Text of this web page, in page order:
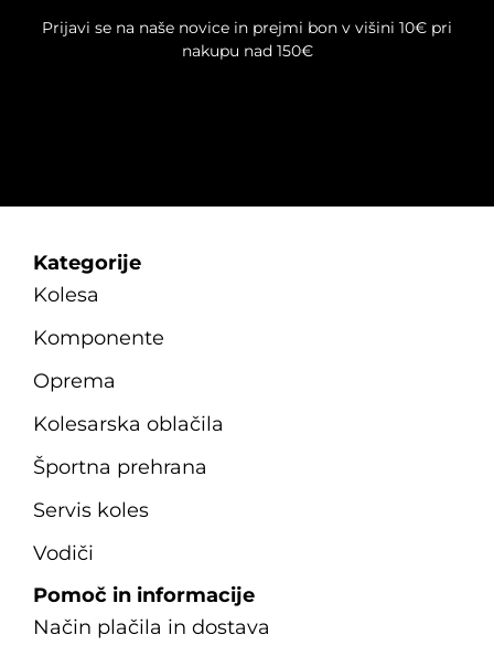
Prijavi se na naše novice in prejmi bon v višini 10€ pri
nakupu nad 150€
Kategorije
Kolesa
Komponente
Oprema
Kolesarska oblačila
Športna prehrana
Servis koles
Vodiči
Pomoč in informacije
Način plačila in dostava